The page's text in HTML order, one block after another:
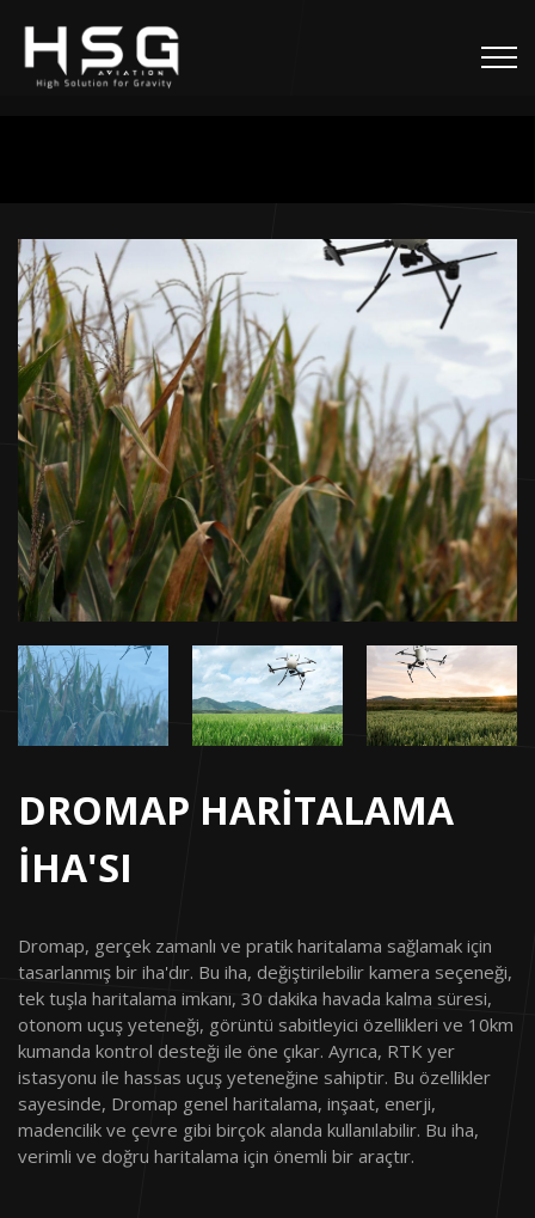
DROMAP HARİTALAMA
İHA'SI
Dromap, gerçek zamanlı ve pratik haritalama sağlamak için
tasarlanmış bir iha'dır. Bu iha, değiştirilebilir kamera seçeneği,
tek tuşla haritalama imkanı, 30 dakika havada kalma süresi,
otonom uçuş yeteneği, görüntü sabitleyici özellikleri ve 10km
kumanda kontrol desteği ile öne çıkar. Ayrıca, RTK yer
istasyonu ile hassas uçuş yeteneğine sahiptir. Bu özellikler
sayesinde, Dromap genel haritalama, inşaat, enerji,
madencilik ve çevre gibi birçok alanda kullanılabilir. Bu iha,
verimli ve doğru haritalama için önemli bir araçtır.